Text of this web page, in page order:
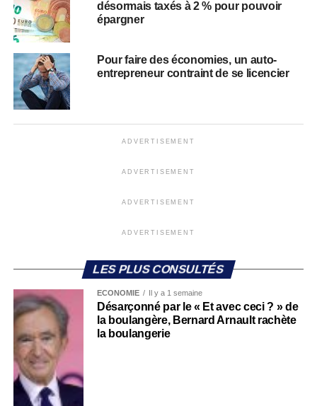
désormais taxés à 2 % pour pouvoir
épargner
Pour faire des économies, un auto-
entrepreneur contraint de se licencier
ADVERTISEMENT
ADVERTISEMENT
ADVERTISEMENT
ADVERTISEMENT
LES PLUS CONSULTÉS
ECONOMIE Il y a 1 semaine
Désarçonné par le « Et avec ceci ? » de
la boulangère, Bernard Arnault rachète
la boulangerie